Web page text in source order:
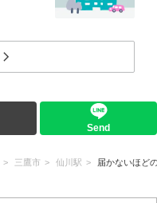
Send
三鷹市 仙川駅 届かないほど